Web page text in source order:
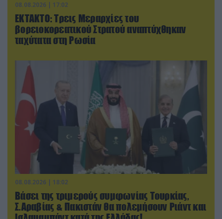
08.08.2026 | 17:02
ΕΚΤΑΚΤΟ: Τρεις Μεραρχίες του
βορειοκορεατικού Στρατού αναπτύχθηκαν
ταχύτατα στη Ρωσία
08.08.2026 | 18:02
Βάσει της τριμερούς συμφωνίας Τουρκίας,
Σ.Αραβίας & Πακιστάν θα πολεμήσουν Ριάντ και